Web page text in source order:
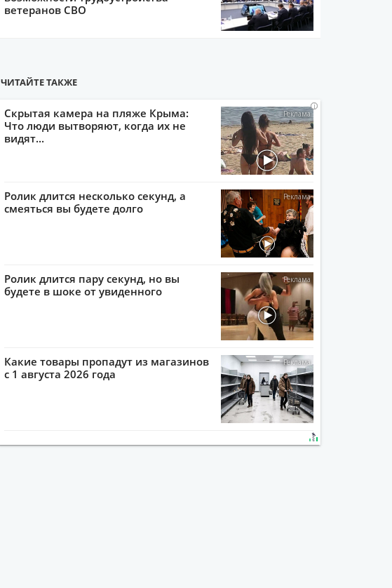
ветеранов СВО
ЧИТАЙТЕ ТАКЖЕ
i
Скрытая камера на пляже Крыма:
Что люди вытворяют, когда их не
видят...
i
Ролик длится несколько секунд, а
смеяться вы будете долго
i
Ролик длится пару секунд, но вы
будете в шоке от увиденного
i
Какие товары пропадут из магазинов
с 1 августа 2026 года